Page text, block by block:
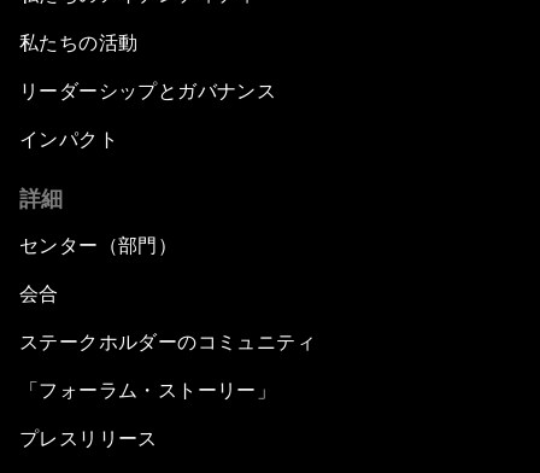
私たちの活動
リーダーシップとガバナンス
インパクト
詳細
センター（部門）
会合
ステークホルダーのコミュニティ
「フォーラム・ストーリー」
プレスリリース